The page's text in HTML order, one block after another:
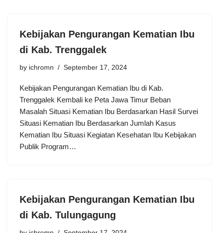
Kebijakan Pengurangan Kematian Ibu
di Kab. Trenggalek
by ichromn September 17, 2024
Kebijakan Pengurangan Kematian Ibu di Kab.
Trenggalek Kembali ke Peta Jawa Timur Beban
Masalah Situasi Kematian Ibu Berdasarkan Hasil Survei
Situasi Kematian Ibu Berdasarkan Jumlah Kasus
Kematian Ibu Situasi Kegiatan Kesehatan Ibu Kebijakan
Publik Program…
Kebijakan Pengurangan Kematian Ibu
di Kab. Tulungagung